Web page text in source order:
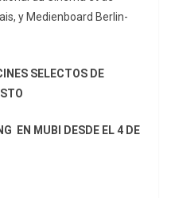
y Medienboard Berlin-
SELECTOS DE
EN MUBI DESDE EL 4 DE